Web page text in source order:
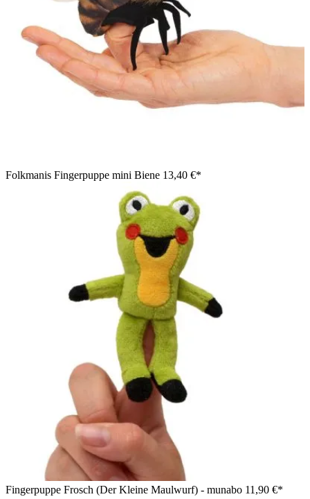
Folkmanis Fingerpuppe mini Biene 13,40 €*
Fingerpuppe Frosch (Der Kleine Maulwurf) - munabo 11,90 €*